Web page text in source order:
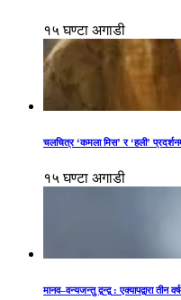
१५ घण्टा अगाडी
चलचित्र ‘कमला मिस’ र ‘हली’
१५ घण्टा अगाडी
मानव–वन्यजन्तु द्वन्द्व : एक्यापद्वारा